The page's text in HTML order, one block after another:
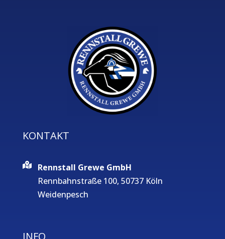
KONTAKT
Rennstall Grewe GmbH
Rennbahnstraße 100, 50737 Köln
Weidenpesch
INFO